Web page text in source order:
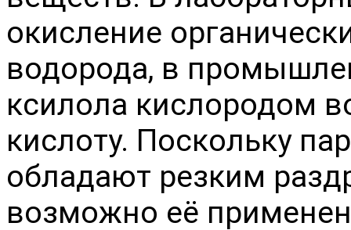
окисление
водорода, в
ксилола кислородом
кислоту. Поскольку
обладают резким
возможно её